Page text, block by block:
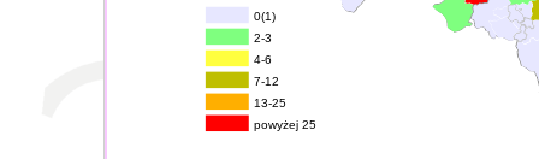
0(1)
2-3
4-6
7-12
13-25
powyżej 25